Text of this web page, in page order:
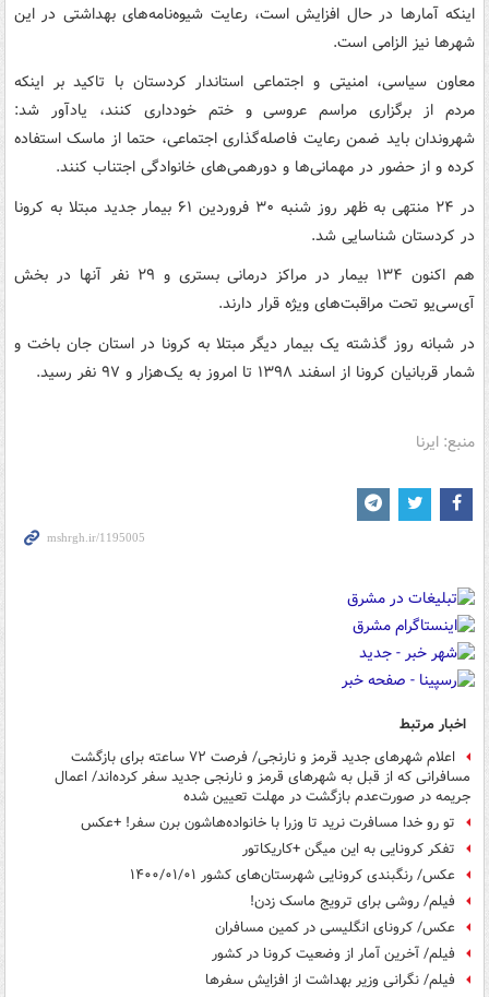
اینکه آمارها در حال افزایش است، رعایت شیوه‌نامه‌های بهداشتی در این
شهرها نیز الزامی است.
معاون سیاسی، امنیتی و اجتماعی استاندار کردستان با تاکید بر اینکه
مردم از برگزاری مراسم عروسی و ختم خودداری کنند، یادآور شد:
شهروندان باید ضمن رعایت فاصله‌گذاری اجتماعی، حتما از ماسک استفاده
کرده و از حضور در مهمانی‌ها و دورهمی‌های خانوادگی اجتناب کنند.
در ۲۴ منتهی به ظهر روز شنبه ۳۰ فروردین ۶۱ بیمار جدید مبتلا به کرونا
در کردستان شناسایی شد.
هم اکنون ۱۳۴ بیمار در مراکز درمانی بستری و ۲۹ نفر آنها در بخش
آی‌سی‌یو تحت مراقبت‌های ویژه قرار دارند.
در شبانه روز گذشته یک بیمار دیگر مبتلا به کرونا در استان جان باخت و
شمار قربانیان کرونا از اسفند ۱۳۹۸ تا امروز به یک‌هزار و ۹۷ نفر رسید.
منبع: ایرنا
اخبار مرتبط
اعلام شهرهای جدید قرمز و نارنجی/ فرصت ۷۲ ساعته برای بازگشت
مسافرانی که از قبل به شهرهای قرمز و نارنجی جدید سفر کرده‌اند/ اعمال
جریمه در صورت‌عدم بازگشت در مهلت تعیین شده
تو رو خدا مسافرت نرید تا وزرا با خانواده‌هاشون برن سفر! +عکس
تفکر کرونایی به این میگن +کاریکاتور
عکس/ رنگبندی کرونایی شهرستان‌های کشور ۱۴۰۰/۰۱/۰۱
فیلم/ روشی برای ترویج ماسک زدن!
عکس/ کرونای انگلیسی در کمین مسافران
فیلم/ آخرین آمار از وضعیت کرونا در کشور
فیلم/ نگرانی وزیر بهداشت از افزایش سفرها